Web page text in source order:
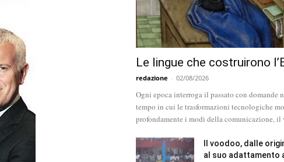
Le lingue che costruirono
redazione - 02/08/2026
Ogni epoca interroga il passato con domande
tempo in cui le trasformazioni tecnologiche
profondamente i modi della comunicazione, il
Il voodoo, dalle
al suo adattamento